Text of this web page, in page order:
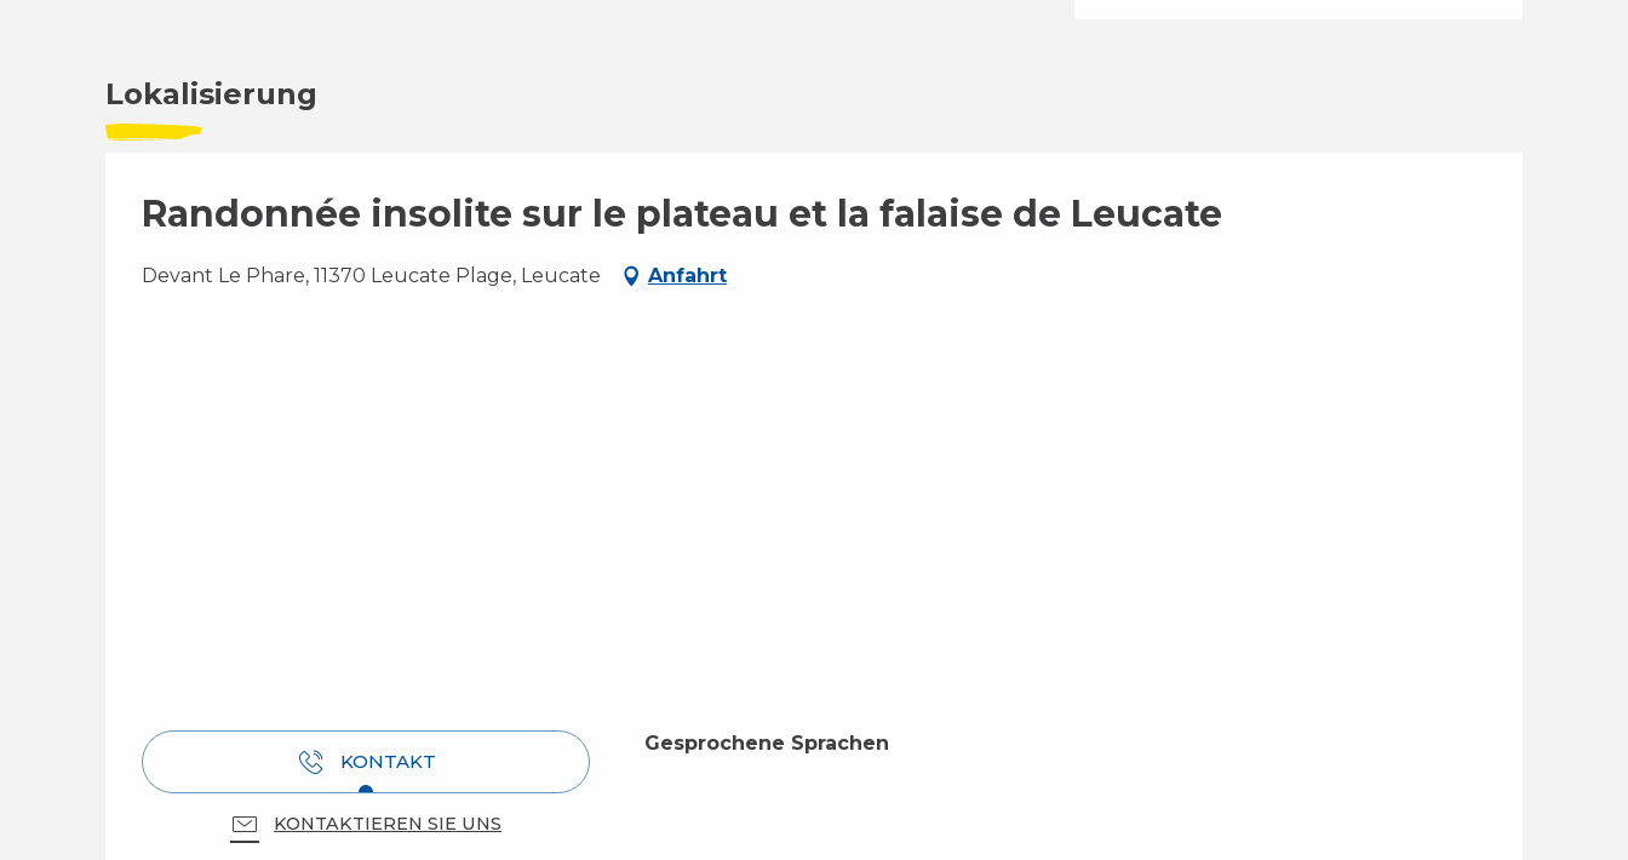
Lokalisierung
Randonnée insolite sur le plateau et la falaise de Leucate
Devant Le Phare, 11370 Leucate Plage, Leucate Anfahrt
KONTAKT
KONTAKTIEREN SIE UNS
Gesprochene Sprachen
Gesprochene Sprachen